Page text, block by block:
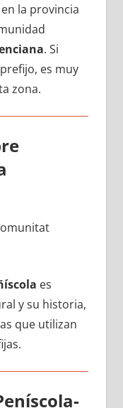
la provincia
. Si
es muy
zona.
es
у su historia,
quе utilizan